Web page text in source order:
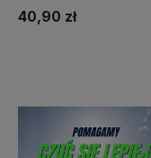
40,90 zł